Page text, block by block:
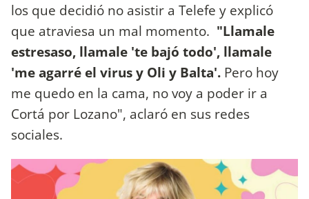
los que decidió no asistir a Telefe y explicó
que atraviesa un mal momento. "Llamale
estresaso, llamale 'te bajó todo', llamale
'me agarré el virus y Oli y Balta'. Pero hoy
me quedo en la cama, no voy a poder ir a
Cortá por Lozano", aclaró en sus redes
sociales.